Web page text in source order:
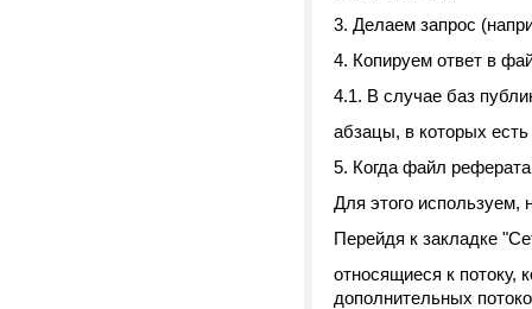
3. Делаем запрос
4. Копируем ответ в
4.1. В случае баз
абзацы, в которых
5. Когда файл
Для этого используем,
Перейдя к закладке
относящиеся к потоку,
дополнительных